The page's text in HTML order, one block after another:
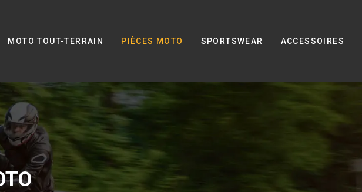
MOTO TOUT-TERRAIN PIÈCES MOTO SPORTSWEAR ACCESSOIRES